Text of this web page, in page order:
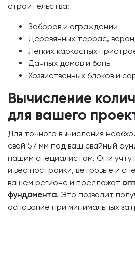
строительства:
Заборов и ограждений
Деревянных террас,
Легких каркасных
Дачных домов и бань
Хозяйственных блоков и
Вычисление
для вашего
Для точного вычисления
свай 57 мм под ваш свайный
нашим специалистам. Они
и вес постройки, ветровые и
вашем регионе и предложат
фундамента. Это позволит
основание при минимальных